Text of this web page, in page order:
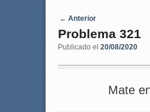
Navegaci�n de entradas
← Anterior
Problema 321
Publicado el 20/08/2020
Mate